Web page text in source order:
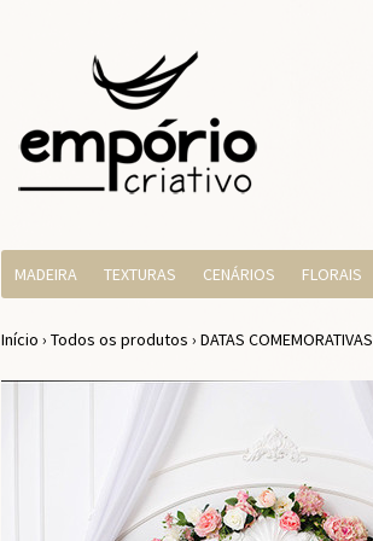
MADEIRA TEXTURAS CENÁRIOS FLORAIS
Início › Todos os produtos › DATAS COMEMORATIVAS